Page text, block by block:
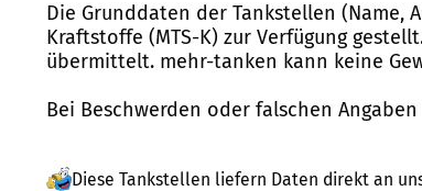
Die Grunddaten der Tankstellen (Name,
Kraftstoffe (MTS-K) zur Verfügung
übermittelt. mehr-tanken kann keine
Bei Beschwerden oder falschen
Diese Tankstellen liefern Daten direkt an